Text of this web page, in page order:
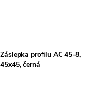
Záslepka profilu AC 45-8,
45x45, černá